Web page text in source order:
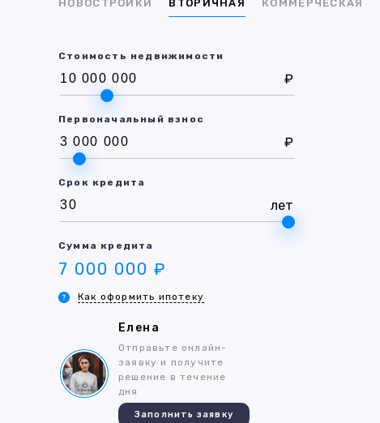
НОВОСТРОЙКИ ВТОРИЧНАЯ КОММЕРЧЕСКАЯ
Стоимость недвижимости
₽
Первоначальный взнос
₽
Срок кредита
лет
Сумма кредита
7 000 000 ₽
Как оформить ипотеку
Елена
Отправьте онлайн-
заявку и получите
решение в течение
дня
Заполнить заявку